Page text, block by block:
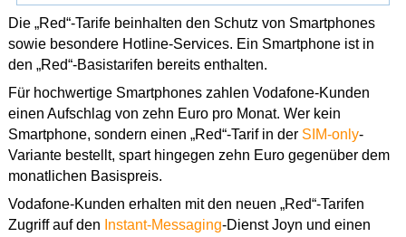
Die „Red“-Tarife beinhalten den Schutz von Smartphones
sowie besondere Hotline-Services. Ein Smartphone ist in
den „Red“-Basistarifen bereits enthalten.
Für hochwertige Smartphones zahlen Vodafone-Kunden
einen Aufschlag von zehn Euro pro Monat. Wer kein
Smartphone, sondern einen „Red“-Tarif in der SIM-only-
Variante bestellt, spart hingegen zehn Euro gegenüber dem
monatlichen Basispreis.
Vodafone-Kunden erhalten mit den neuen „Red“-Tarifen
Zugriff auf den Instant-Messaging-Dienst Joyn und einen